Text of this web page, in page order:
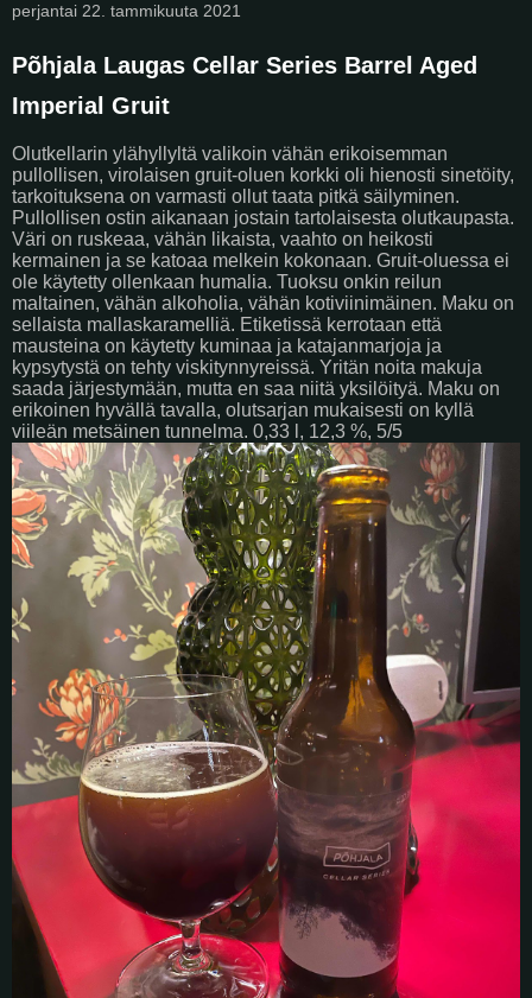
perjantai 22. tammikuuta 2021
Põhjala Laugas Cellar Series Barrel Aged
Imperial Gruit
Olutkellarin ylähyllyltä valikoin vähän erikoisemman
pullollisen, virolaisen gruit-oluen korkki oli hienosti sinetöity,
tarkoituksena on varmasti ollut taata pitkä säilyminen.
Pullollisen ostin aikanaan jostain tartolaisesta olutkaupasta.
Väri on ruskeaa, vähän likaista, vaahto on heikosti
kermainen ja se katoaa melkein kokonaan. Gruit-oluessa ei
ole käytetty ollenkaan humalia. Tuoksu onkin reilun
maltainen, vähän alkoholia, vähän kotiviinimäinen. Maku on
sellaista mallaskaramelliä. Etiketissä kerrotaan että
mausteina on käytetty kuminaa ja katajanmarjoja ja
kypsytystä on tehty viskitynnyreissä. Yritän noita makuja
saada järjestymään, mutta en saa niitä yksilöityä. Maku on
erikoinen hyvällä tavalla, olutsarjan mukaisesti on kyllä
viileän metsäinen tunnelma. 0,33 l, 12,3 %, 5/5